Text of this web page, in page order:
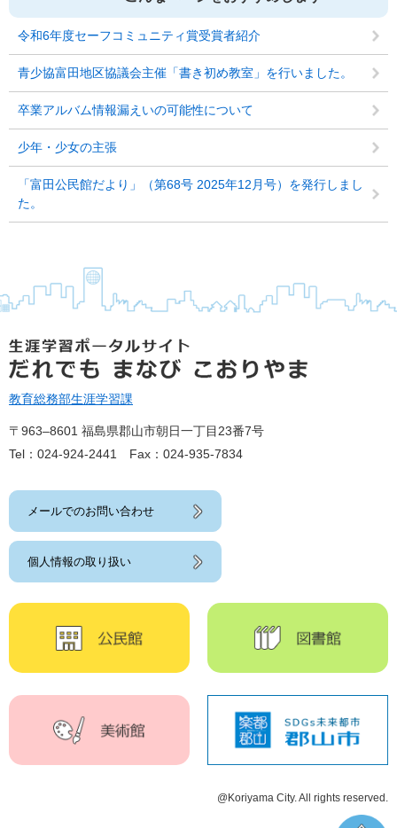
令和6年度セーフコミュニティ賞受賞者紹介
青少協富田地区協議会主催「書き初め教室」を行いました。
卒業アルバム情報漏えいの可能性について
少年・少女の主張
「富田公民館だより」（第68号 2025年12月号）を発行しまし
た。
教育総務部生涯学習課
〒963‒8601 福島県郡山市朝日一丁目23番7号
Tel：024-924-2441 Fax：024-935-7834
メールでのお問い合わせ
個人情報の取り扱い
@Koriyama City. All rights reserved.